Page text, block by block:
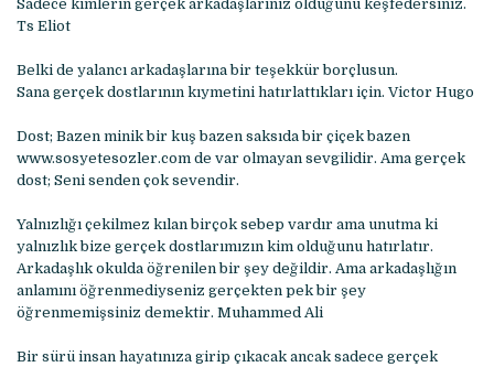
Sadece kimlerin gerçek arkadaşlarınız olduğunu keşfedersiniz.
Ts Eliot
Belki de yalancı arkadaşlarına bir teşekkür borçlusun.
Sana gerçek dostlarının kıymetini hatırlattıkları için. Victor Hugo
Dost; Bazen minik bir kuş bazen saksıda bir çiçek bazen
www.sosyetesozler.com de var olmayan sevgilidir. Ama gerçek
dost; Seni senden çok sevendir.
Yalnızlığı çekilmez kılan birçok sebep vardır ama unutma ki
yalnızlık bize gerçek dostlarımızın kim olduğunu hatırlatır.
Arkadaşlık okulda öğrenilen bir şey değildir. Ama arkadaşlığın
anlamını öğrenmediyseniz gerçekten pek bir şey
öğrenmemişsiniz demektir. Muhammed Ali
Bir sürü insan hayatınıza girip çıkacak ancak sadece gerçek